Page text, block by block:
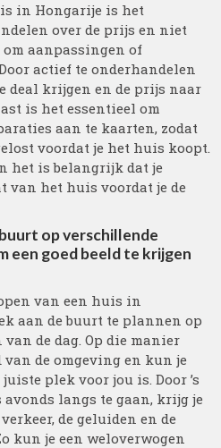
in Hongarije is het
over de prijs en niet
aanpassingen of
actief te onderhandelen
deal krijgen en de prijs naar
is het essentieel om
aan te kaarten, zodat
voordat je het huis koopt.
het is belangrijk dat je
van het huis voordat je de
op verschillende
een goed beeld te krijgen
van een huis in
aan de buurt te plannen op
de dag. Op die manier
de omgeving en kun je
plek voor jou is. Door ’s
avonds langs te gaan, krijg je
de geluiden en de
kun je een weloverwogen